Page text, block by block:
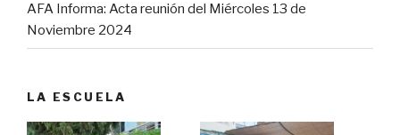
AFA Informa: Acta reunión del Miércoles 13 de
Noviembre 2024
LA ESCUELA